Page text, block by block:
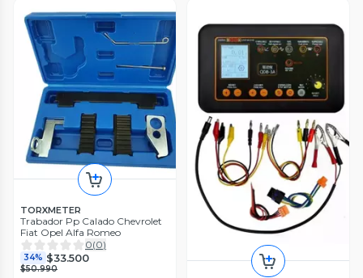
TORXMETER
Trabador Pp Calado Chevrolet
Fiat Opel Alfa Romeo
0(0)
34% $33.500
$50.990